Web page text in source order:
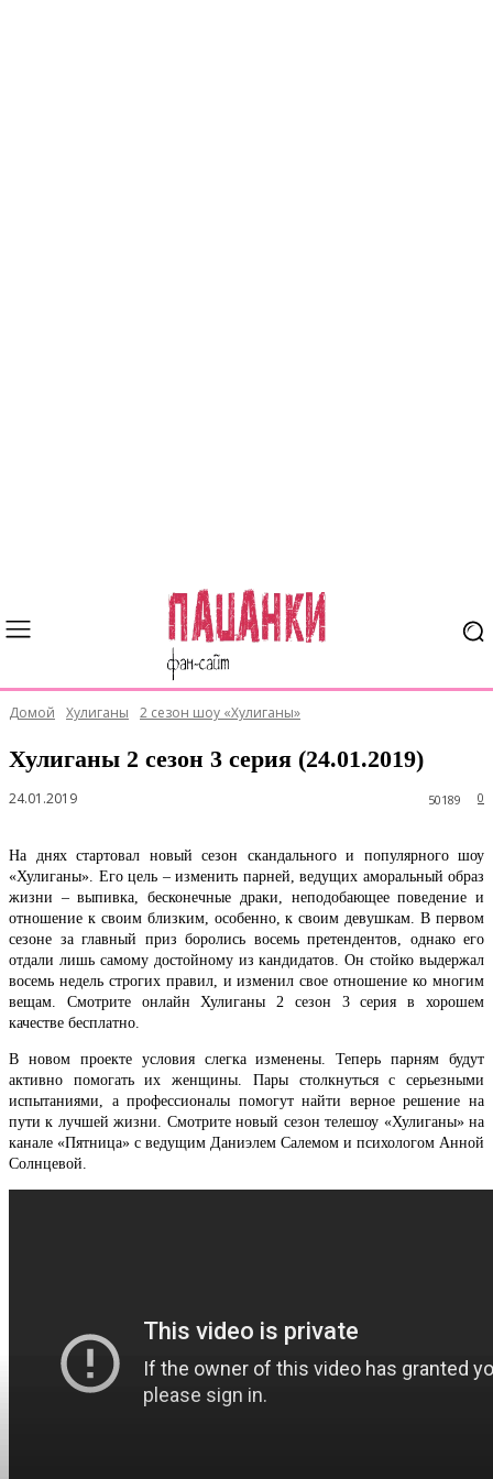
Домой Хулиганы 2 сезон шоу «Хулиганы»
Хулиганы 2 сезон 3 серия (24.01.2019)
24.01.2019 0
50189
На днях стартовал новый сезон скандального и популярного шоу
«Хулиганы». Его цель – изменить парней, ведущих аморальный образ
жизни – выпивка, бесконечные драки, неподобающее поведение и
отношение к своим близким, особенно, к своим девушкам. В первом
сезоне за главный приз боролись восемь претендентов, однако его
отдали лишь самому достойному из кандидатов. Он стойко выдержал
восемь недель строгих правил, и изменил свое отношение ко многим
вещам. Смотрите онлайн Хулиганы 2 сезон 3 серия в хорошем
качестве бесплатно.
В новом проекте условия слегка изменены. Теперь парням будут
активно помогать их женщины. Пары столкнуться с серьезными
испытаниями, а профессионалы помогут найти верное решение на
пути к лучшей жизни. Смотрите новый сезон телешоу «Хулиганы» на
канале «Пятница» с ведущим Даниэлем Салемом и психологом Анной
Солнцевой.